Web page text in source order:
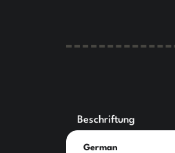
Beschriftung